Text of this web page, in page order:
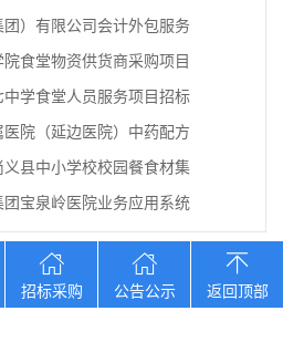
）有限公司会计外包服务
食堂物资供货商采购项目
学食堂人员服务项目招标
院（延边医院）中药配方
县中小学校校园餐食材集
宝泉岭医院业务应用系统
招标采购 公告公示 返回顶部